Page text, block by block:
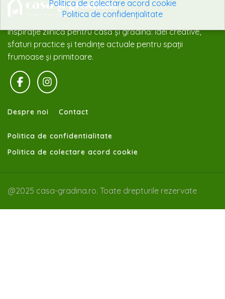
Inspirație zilnică pentru casă și grădină: idei creative,
sfaturi practice și tendințe actuale pentru spații
frumoase și primitoare.
Despre noi Contact
Politica de confidentialitate
Politica de colectare acord cookie
@2025 casa-gradina.ro. Toate drepturile rezervate
Politica de colectare acord cookie
Politica de confidențialitate